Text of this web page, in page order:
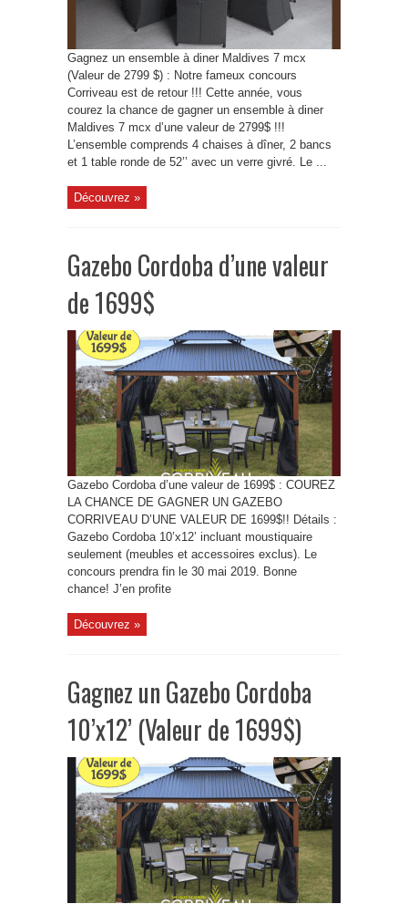
Gagnez un ensemble à diner Maldives 7 mcx
(Valeur de 2799 $) : Notre fameux concours
Corriveau est de retour !!! Cette année, vous
courez la chance de gagner un ensemble à diner
Maldives 7 mcx d’une valeur de 2799$ !!!
L’ensemble comprends 4 chaises à dîner, 2 bancs
et 1 table ronde de 52’’ avec un verre givré. Le ...
Découvrez »
Gazebo Cordoba d’une valeur
de 1699$
Gazebo Cordoba d’une valeur de 1699$ : COUREZ
LA CHANCE DE GAGNER UN GAZEBO
CORRIVEAU D’UNE VALEUR DE 1699$!! Détails :
Gazebo Cordoba 10’x12’ incluant moustiquaire
seulement (meubles et accessoires exclus). Le
concours prendra fin le 30 mai 2019. Bonne
chance! J’en profite
Découvrez »
Gagnez un Gazebo Cordoba
10’x12’ (Valeur de 1699$)